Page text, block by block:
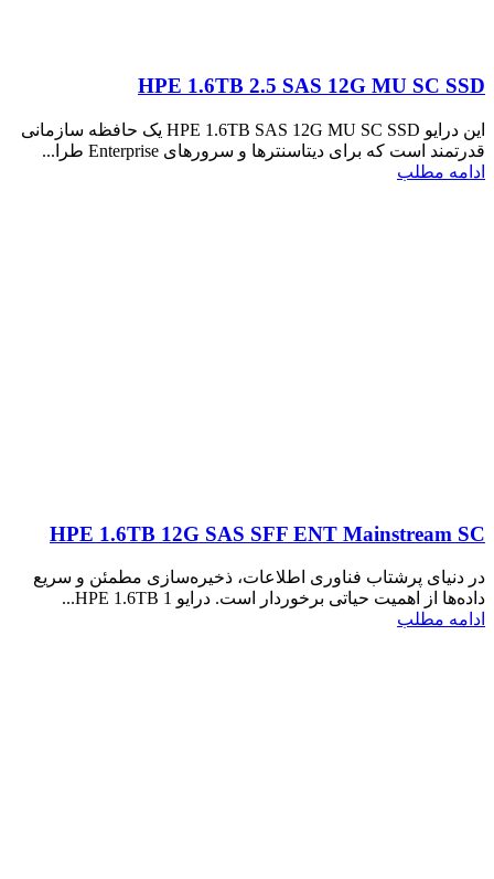
HPE 1.6TB 2.5 SAS 12G MU SC SSD
این درایو HPE 1.6TB SAS 12G MU SC SSD یک حافظه سازمانی
قدرتمند است که برای دیتاسنترها و سرورهای Enterprise طرا...
ادامه مطلب
HPE 1.6TB 12G SAS SFF ENT Mainstream SC
در دنیای پرشتاب فناوری اطلاعات، ذخیره‌سازی مطمئن و سریع
داده‌ها از اهمیت حیاتی برخوردار است. درایو HPE 1.6TB 1...
ادامه مطلب